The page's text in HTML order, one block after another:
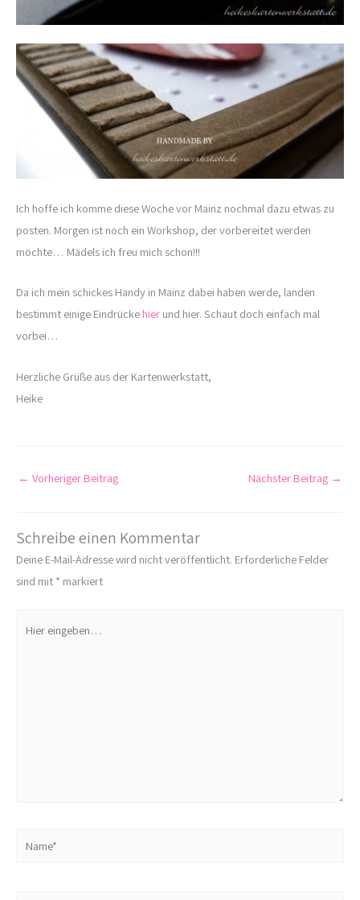
Ich hoffe ich komme diese Woche vor Mainz nochmal dazu etwas zu
posten. Morgen ist noch ein Workshop, der vorbereitet werden
möchte… Mädels ich freu mich schon!!!
Da ich mein schickes Handy in Mainz dabei haben werde, landen
bestimmt einige Eindrücke hier und hier. Schaut doch einfach mal
vorbei…
Herzliche Grüße aus der Kartenwerkstatt,
Heike
← Vorheriger Beitrag Nächster Beitrag →
Schreibe einen Kommentar
Deine E-Mail-Adresse wird nicht veröffentlicht. Erforderliche Felder
sind mit * markiert
eingeben…